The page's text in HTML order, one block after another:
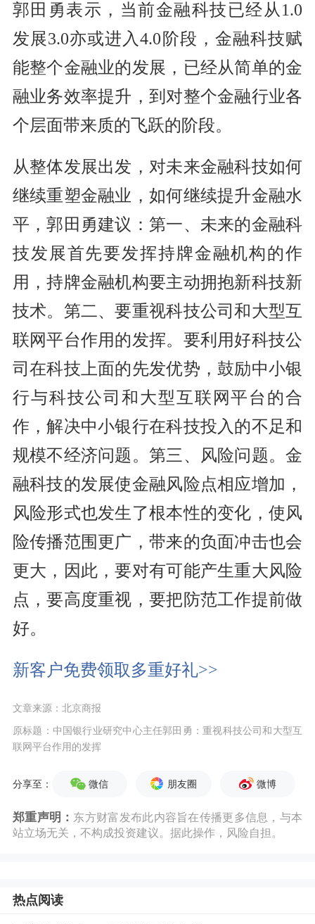
郭田勇表示，当前金融科技已经从1.0
发展3.0亦或进入4.0阶段，金融科技赋
能整个金融业的发展，已经从简单的金
融业务效率提升，到对整个金融行业各
个层面带来质的飞跃的阶段。
从整体发展出发，对未来金融科技如何
继续重塑金融业，如何继续提升金融水
平，郭田勇建议：第一、未来的金融科
技发展首先要发挥持牌金融机构的作
用，持牌金融机构要主动拥抱新科技新
技术。第二、要重视科技公司和大型互
联网平台作用的发挥。要利用好科技公
司在科技上面的先发优势，鼓励中小银
行与科技公司和大型互联网平台的合
作，解决中小银行在科技投入的不足和
规模不经济问题。第三、风险问题。金
融科技的发展使金融风险点相应增加，
风险形式也发生了根本性的变化，使风
险传播范围更广，带来的负面冲击也会
更大，因此，要对有可能产生重大风险
点，要高度重视，要把防范工作提前做
好。
新客户免费领取多重好礼>>
文章来源：北京商报
原标题：中国银行业研究中心主任郭田勇：重视科技公司和大型互
联网平台作用的发挥
分享至： 微信 朋友圈 微博
郑重声明： 东方财富发布此内容旨在传播更多信息，与本
站立场无关，不构成投资建议。据此操作，风险自担。
热点阅读